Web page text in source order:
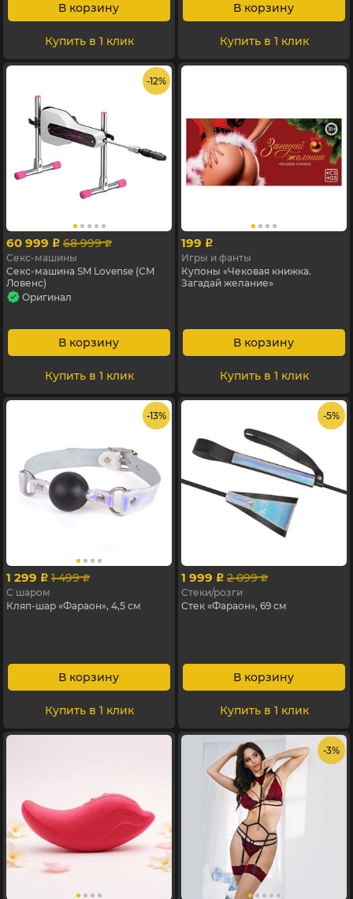
В корзину
Купить в 1 клик
В корзину
Купить в 1 клик
- 12%
60 999 p 68 999 p
Секс-машины
Секс-машина SM Lovense (СМ
Ловенс)
Оригинал
В корзину
Купить в 1 клик
199 p
Игры и фанты
Купоны «Чековая книжка.
Загадай желание»
В корзину
Купить в 1 клик
- 13%
1 299 p 1 499 p
С шаром
Кляп-шар «Фараон», 4,5 см
В корзину
Купить в 1 клик
- 5%
1 999 p 2 099 p
Стеки/розги
Стек «Фараон», 69 см
В корзину
Купить в 1 клик
- 3%